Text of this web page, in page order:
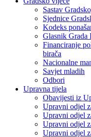
Sastav
Sjednice
Kodeks
Glasnik Grada
Financiranje
birača
Nacionalne
Savjet mladih
Odbori
Upravna tijela
Obavijesti iz
Upravni odjel
Upravni odjel
Upravni odjel
Upravni odjel